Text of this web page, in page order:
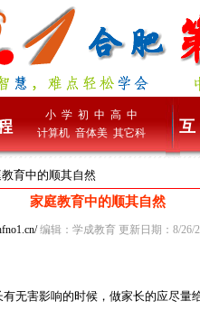
小 学 初 中 高 中
计算机 音体美 其它科 互
教育中的顺其自然
家庭教育中的顺其自然
编辑：学成教育 更新日期：8/26/
无害影响的时候，做家长的应尽量